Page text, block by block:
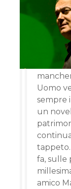
Uomo
sempre
un
fa, sulle
amico